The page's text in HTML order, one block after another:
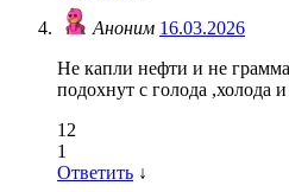
Аноним 16.03.2026
Не капли нефти и не
подохнут с голода ,холода
12
1
Ответить ↓